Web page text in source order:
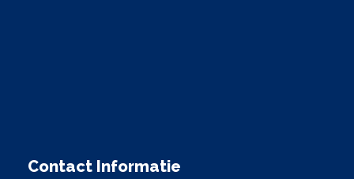
Contact Informatie